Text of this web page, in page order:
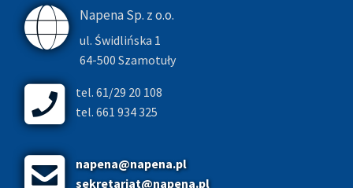
Napena Sp. z o.o.
ul. Świdlińska 1
64-500 Szamotuły
tel. 61/29 20 108
tel. 661 934 325
napena@napena.pl
sekretariat@napena.pl